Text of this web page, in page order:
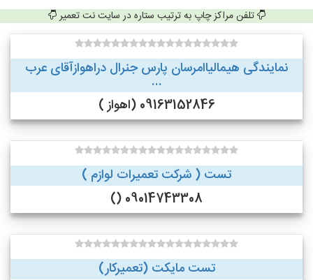
تلفن مراکز چاپ به ترتیب ستاره در سایت نت تعمیر
نمایندگی هیمالیاامرسان پارس جنرال دراهوازآقای عرب
...
09163152846 (اهواز )
تست ( شرکت تعمیرات لوازم )
09014743308 ()
تست مایکت (تعمیرکار)